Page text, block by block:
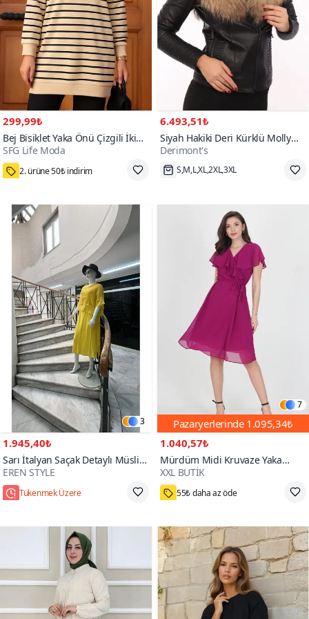
299,99₺
Bej Bisiklet Yaka Önü Çizgili İki
İplik Büyük Beden Tunik
SFG Life Moda
800+
2. ürüne 50₺ indirim
6.493,51₺
Siyah Hakiki Deri Kürklü Molly
Ceket
Derimont's
S,M,L,XL,2XL,3XL
3
1.945,40₺
Sarı İtalyan Saçak Detaylı Müslin
Keteni Yırtmaçlı Bluz Elbise İkili
Takım
EREN STYLE
Tükenmek Üzere
7
Pazaryerlerinde 1.095,34₺
1.040,57₺
Mürdüm Midi Kruvaze Yaka
Bağlama Detaylı Şifon Elbise
XXL BUTİK
3000+
55₺ daha az öde